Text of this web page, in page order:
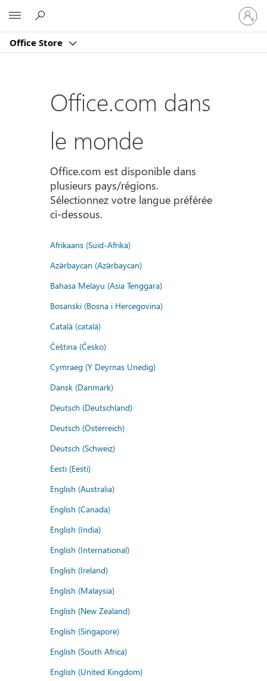
Office Store
vous
à
compte
Office.com dans
le monde
Office.com est disponible dans
plusieurs pays/régions.
Sélectionnez votre langue préférée
ci-dessous.
Afrikaans (Suid-Afrika)
Azərbaycan (Azərbaycan)
Bahasa Melayu (Asia Tenggara)
Bosanski (Bosna i Hercegovina)
Català (català)
Čeština (Česko)
Cymraeg (Y Deyrnas Unedig)
Dansk (Danmark)
Deutsch (Deutschland)
Deutsch (Österreich)
Deutsch (Schweiz)
Eesti (Eesti)
English (Australia)
English (Canada)
English (India)
English (International)
English (Ireland)
English (Malaysia)
English (New Zealand)
English (Singapore)
English (South Africa)
English (United Kingdom)